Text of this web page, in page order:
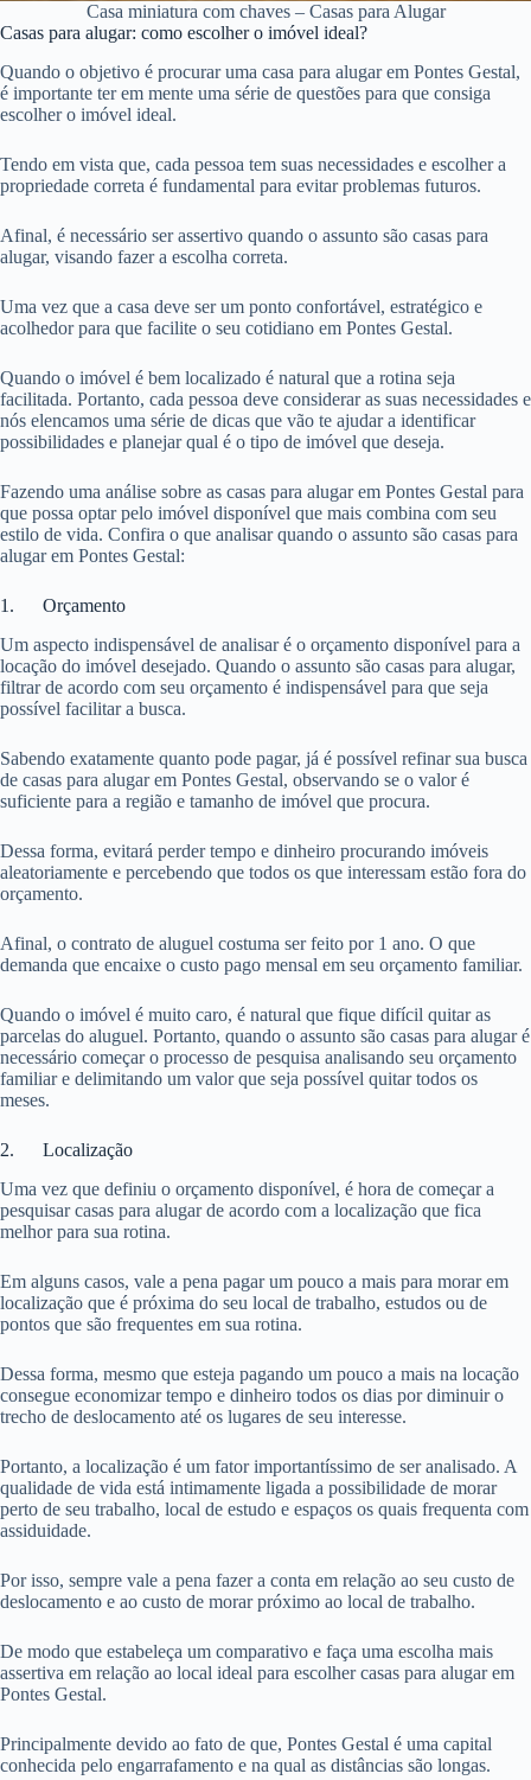
Casa miniatura com chaves – Casas para Alugar
Casas para alugar: como escolher o imóvel ideal?
Quando o objetivo é procurar uma casa para alugar em Pontes Gestal,
é importante ter em mente uma série de questões para que consiga
escolher o imóvel ideal.
Tendo em vista que, cada pessoa tem suas necessidades e escolher a
propriedade correta é fundamental para evitar problemas futuros.
Afinal, é necessário ser assertivo quando o assunto são casas para
alugar, visando fazer a escolha correta.
Uma vez que a casa deve ser um ponto confortável, estratégico e
acolhedor para que facilite o seu cotidiano em Pontes Gestal.
Quando o imóvel é bem localizado é natural que a rotina seja
facilitada. Portanto, cada pessoa deve considerar as suas necessidades e
nós elencamos uma série de dicas que vão te ajudar a identificar
possibilidades e planejar qual é o tipo de imóvel que deseja.
Fazendo uma análise sobre as casas para alugar em Pontes Gestal para
que possa optar pelo imóvel disponível que mais combina com seu
estilo de vida. Confira o que analisar quando o assunto são casas para
alugar em Pontes Gestal:
1. Orçamento
Um aspecto indispensável de analisar é o orçamento disponível para a
locação do imóvel desejado. Quando o assunto são casas para alugar,
filtrar de acordo com seu orçamento é indispensável para que seja
possível facilitar a busca.
Sabendo exatamente quanto pode pagar, já é possível refinar sua busca
de casas para alugar em Pontes Gestal, observando se o valor é
suficiente para a região e tamanho de imóvel que procura.
Dessa forma, evitará perder tempo e dinheiro procurando imóveis
aleatoriamente e percebendo que todos os que interessam estão fora do
orçamento.
Afinal, o contrato de aluguel costuma ser feito por 1 ano. O que
demanda que encaixe o custo pago mensal em seu orçamento familiar.
Quando o imóvel é muito caro, é natural que fique difícil quitar as
parcelas do aluguel. Portanto, quando o assunto são casas para alugar é
necessário começar o processo de pesquisa analisando seu orçamento
familiar e delimitando um valor que seja possível quitar todos os
meses.
2. Localização
Uma vez que definiu o orçamento disponível, é hora de começar a
pesquisar casas para alugar de acordo com a localização que fica
melhor para sua rotina.
Em alguns casos, vale a pena pagar um pouco a mais para morar em
localização que é próxima do seu local de trabalho, estudos ou de
pontos que são frequentes em sua rotina.
Dessa forma, mesmo que esteja pagando um pouco a mais na locação
consegue economizar tempo e dinheiro todos os dias por diminuir o
trecho de deslocamento até os lugares de seu interesse.
Portanto, a localização é um fator importantíssimo de ser analisado. A
qualidade de vida está intimamente ligada a possibilidade de morar
perto de seu trabalho, local de estudo e espaços os quais frequenta com
assiduidade.
Por isso, sempre vale a pena fazer a conta em relação ao seu custo de
deslocamento e ao custo de morar próximo ao local de trabalho.
De modo que estabeleça um comparativo e faça uma escolha mais
assertiva em relação ao local ideal para escolher casas para alugar em
Pontes Gestal.
Principalmente devido ao fato de que, Pontes Gestal é uma capital
conhecida pelo engarrafamento e na qual as distâncias são longas.